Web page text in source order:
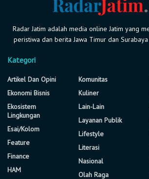
Radar Jatim adalah media online Jatim yang
peristiwa dan berita Jawa Timur dan
Kategori
Artikel Dan Opini
Ekonomi Bisnis
Ekosistem
Lingkungan
Esai/Kolom
Feature
Finance
HAM
Komunitas
Kuliner
Lain-Lain
Layanan Publik
Lifestyle
Literasi
Nasional
Olah Raga